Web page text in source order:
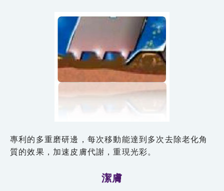
專利的多重磨研邊，每次移動能達到多次去除老化角
質的效果，加速皮膚代謝，重現光彩。
潔膚